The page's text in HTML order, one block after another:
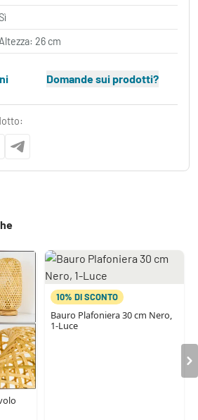
Altezza: 26 cm
Domande sui prodotti?
10% DI SCONTO
Bauro Plafoniera 30 cm Nero,
1-Luce